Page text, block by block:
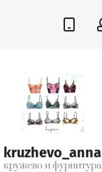
kruzhevo_anna
кружево и фурнитура